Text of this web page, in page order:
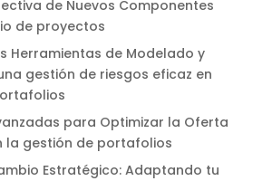
de Nuevos Componentes
de proyectos
Herramientas de Modelado y
gestión de riesgos eficaz en
para Optimizar la Oferta
la gestión de portafolios
Estratégico: Adaptando tu